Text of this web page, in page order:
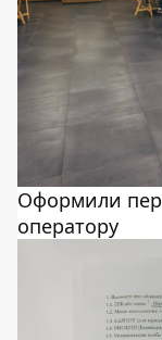
Оформили
оператору